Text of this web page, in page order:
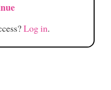
Log in.